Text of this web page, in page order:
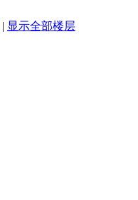
| 显示全部楼层